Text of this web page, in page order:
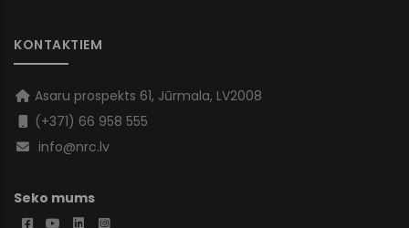
KONTAKTIEM
Asaru prospekts 61, Jūrmala, LV2008
(+371) 66 958 555
info@nrc.lv
Seko mums